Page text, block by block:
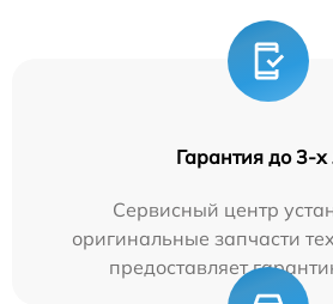
Гарантия до 3-х
Сервисный центр
оригинальные запчасти
предоставляет